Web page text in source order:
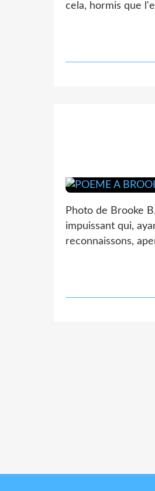
cela, hormis que
Photo de Brooke
impuissant qui,
reconnaissons,